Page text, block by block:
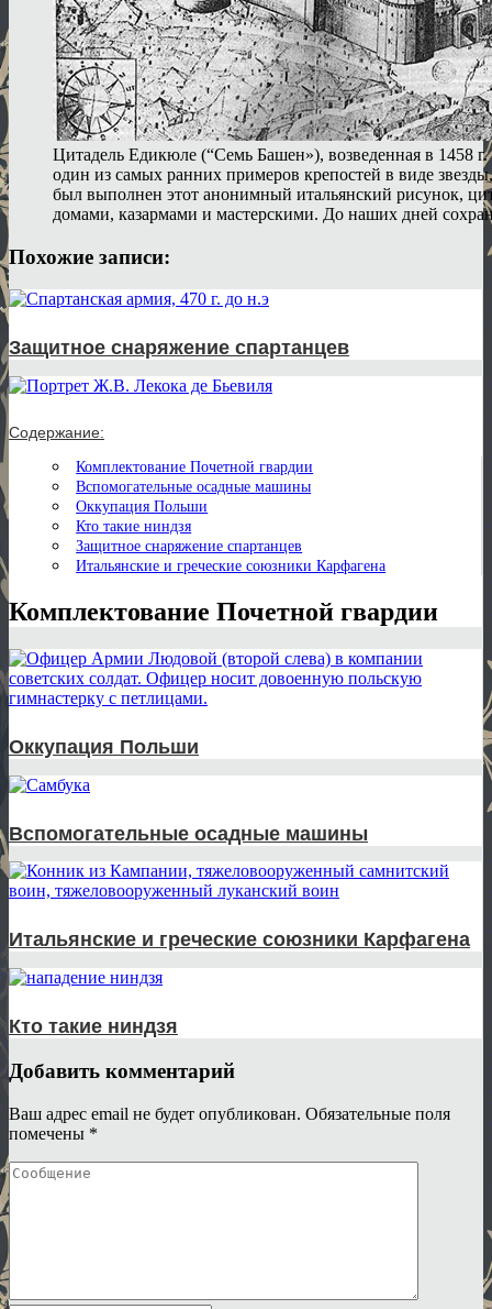
Цитадель Едикюле (“Семь Башен»), возведенная в 1458
один из самых ранних примеров крепостей в виде
был выполнен этот анонимный итальянский рисунок,
домами, казармами и мастерскими. До наших дней
Похожие записи:
Защитное снаряжение спартанцев
Содержание:
Комплектование Почетной гвардии
Вспомогательные осадные машины
Оккупация Польши
Кто такие ниндзя
Защитное снаряжение спартанцев
Итальянские и греческие союзники Карфагена
Комплектование Почетной гвардии
Оккупация Польши
Вспомогательные осадные машины
Итальянские и греческие союзники Карфагена
Кто такие ниндзя
Добавить комментарий
Ваш адрес email не будет опубликован. Обязательные поля
помечены *